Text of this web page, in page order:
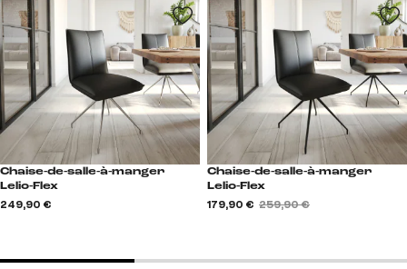
Chaise-de-salle-à-manger
Lelio-Flex
249,90 €
Chaise-de-salle-à-manger
Lelio-Flex
179,90 € 259,90 €